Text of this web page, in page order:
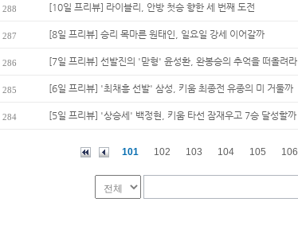
288 [10일 프리뷰] 라이블리, 안방 첫승 향한 세 번째 도전
287 [8일 프리뷰] 승리 목마른 원태인, 일요일 강세 이어갈까
286 [7일 프리뷰] 선발진의 '맏형' 윤성환, 완봉승의 추억을 떠올려라
285 [6일 프리뷰] '최채흥 선발' 삼성, 키움 최종전 유종의 미 거둘까
284 [5일 프리뷰] '상승세' 백정현, 키움 타선 잠재우고 7승 달성할까
101 102 103 104 105 106